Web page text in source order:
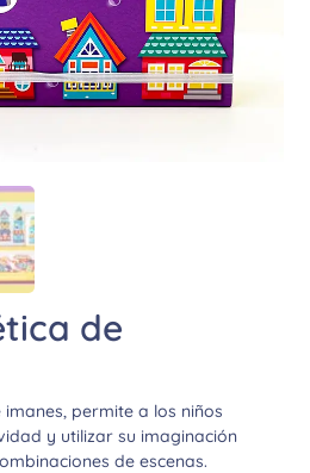
de
permite a los niños
y utilizar su imaginación
de escenas.